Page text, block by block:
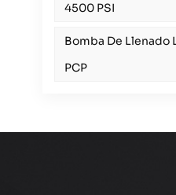
4500 PSI
Bomba De Llenado
PCP